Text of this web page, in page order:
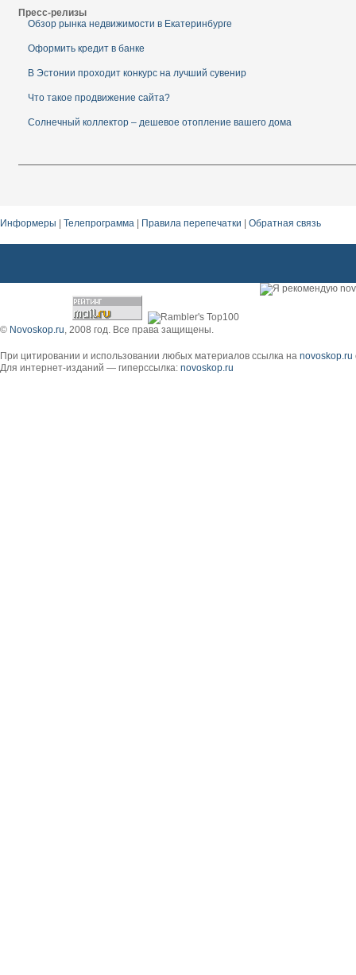
Пресс-релизы
Обзор рынка недвижимости в Екатеринбурге
Оформить кредит в банке
В Эстонии проходит конкурс на лучший сувенир
Что такое продвижение сайта?
Солнечный коллектор – дешевое отопление вашего дома
Информеры Телепрограмма Правила перепечатки Обратная связь
© Novoskop.ru, 2008 год. Все права защищены.
При цитировании и использовании любых материалов ссылка на novoskop.ru
Для интернет-изданий — гиперссылка: novoskop.ru